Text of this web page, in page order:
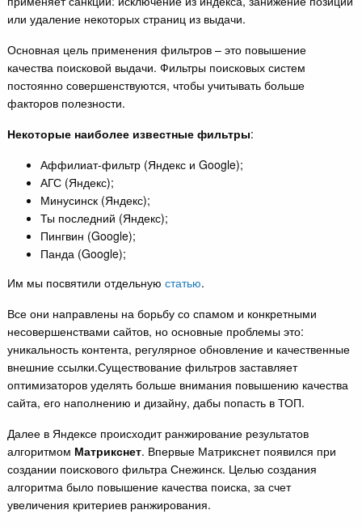
или удаление некоторых страниц из выдачи.
Основная цель применения фильтров – это повышение
качества поисковой выдачи. Фильтры поисковых систем
постоянно совершенствуются, чтобы учитывать больше
факторов полезности.
Некоторые наиболее известные фильтры:
Аффилиат-фильтр (Яндекс и Google);
АГС (Яндекс);
Минусинск (Яндекс);
Ты последний (Яндекс);
Пингвин (Google);
Панда (Google);
Им мы посвятили отдельную статью.
Все они направлены на борьбу со спамом и конкретными
несовершенствами сайтов, но основные проблемы это:
уникальность контента, регулярное обновление и качественные
внешние ссылки.Существование фильтров заставляет
оптимизаторов уделять больше внимания повышению качества
сайта, его наполнению и дизайну, дабы попасть в ТОП.
Далее в Яндексе происходит ранжирование результатов
алгоритмом Матрикснет. Впервые Матрикснет появился при
создании поискового фильтра Снежинск. Целью создания
алгоритма было повышение качества поиска, за счет
увеличения критериев ранжирования.